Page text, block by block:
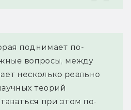
поднимает по-
вопросы, между
несколько реально
теорий
при этом по-